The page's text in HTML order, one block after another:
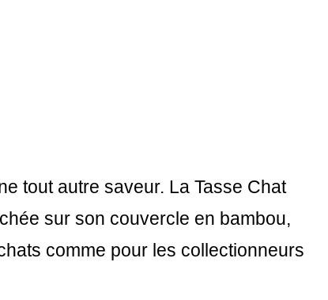
tout autre saveur. La Tasse Chat
sur son couvercle en bambou,
comme pour les collectionneurs